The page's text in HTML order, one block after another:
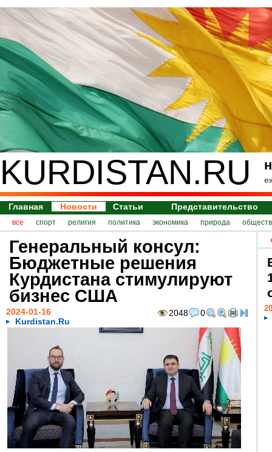
KURDISTAN.RU
Главная Новости Статьи Представительство
все спорт религия политика экономика природа
Генеральный консул:
Бюджетные решения
Курдистана стимулируют
бизнес США
2048 0
2024-01-16
Kurdistan.Ru